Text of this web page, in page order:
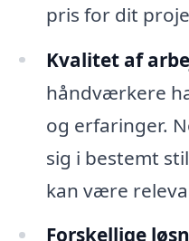
pris for dit
Kvalitet af
håndværkere
og erfaringer.
sig i bestemt
kan være
Forskellige